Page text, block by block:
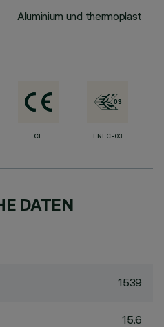
Aluminium und thermoplast
CE ENEC-03
DATEN
1539
15.6